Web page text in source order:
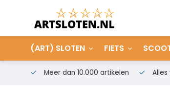
(ART) SLOTEN FIETS
Meer dan 10.000 artikelen